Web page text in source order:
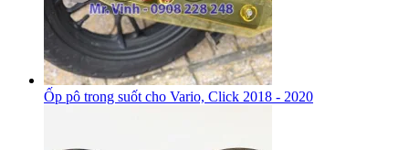
Ốp pô trong suốt cho Vario, Click 2018 - 2020